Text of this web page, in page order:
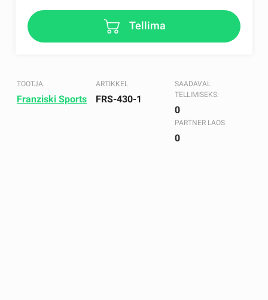
Tellima
TOOTJA
Franziski Sports
ARTIKKEL
FRS-430-1
SAADAVAL
TELLIMISEKS:
0
PARTNER LAOS
0